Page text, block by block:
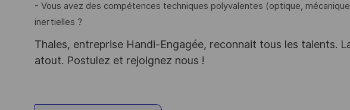
- Vous avez des compétences techniques polyvalentes (optique,
inertielles ?
Thales, entreprise Handi-Engagée, reconnait tous les talents.
atout. Postulez et rejoignez nous !